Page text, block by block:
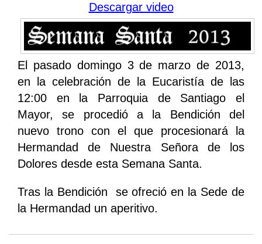
Descargar video
El pasado domingo 3 de marzo de 2013,
en la celebración de la Eucaristía de las
12:00 en la Parroquia de Santiago el
Mayor, se procedió a la Bendición del
nuevo trono con el que procesionará la
Hermandad de Nuestra Señora de los
Dolores desde esta Semana Santa.
Tras la Bendición se ofreció en la Sede de
la Hermandad un aperitivo.